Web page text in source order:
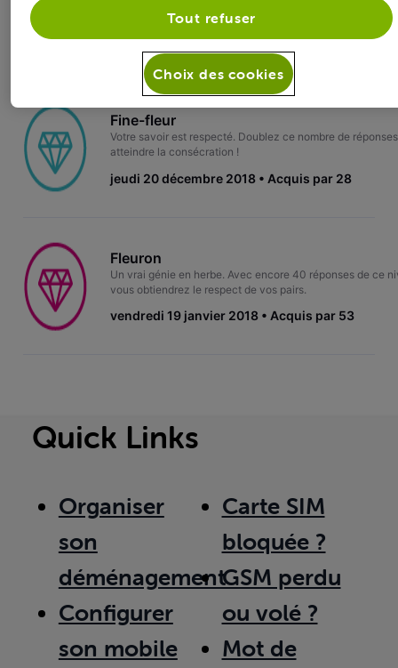
Fine-fleur
Votre savoir est respecté. Doublez ce nombre de
atteindre la consécration !
jeudi 20 décembre 2018 Acquis par 28
Fleuron
Un vrai génie en herbe. Avec encore 40 réponses de ce
vous obtiendrez le respect de vos pairs.
vendredi 19 janvier 2018 Acquis par 53
Quick Links
Organiser
son
déménagement
Configurer
son mobile
Carte SIM
bloquée ?
GSM perdu
ou volé ?
Mot de
Tout refuser
Choix des cookies